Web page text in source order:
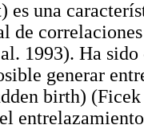
es una
de
1993). Ha
generar
birth)